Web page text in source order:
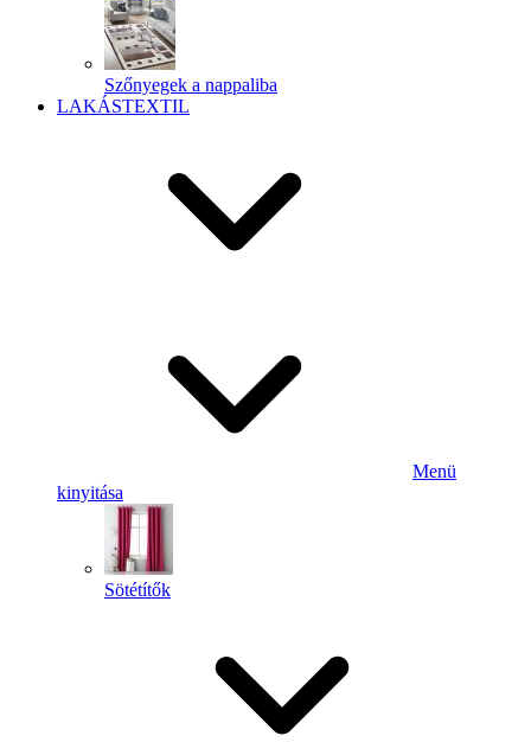
Szőnyegek a nappaliba
LAKÁSTEXTIL
Menü
kinyitása
Sötétítők